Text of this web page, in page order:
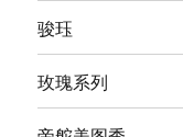
骏珏
玫瑰系列